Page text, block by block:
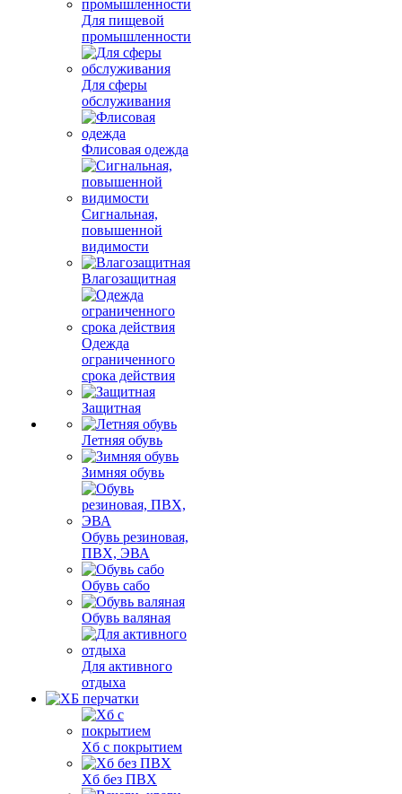
Для пищевой
промышленности
Для сферы
обслуживания
Флисовая одежда
Сигнальная,
повышенной
видимости
Влагозащитная
Одежда
ограниченного
срока действия
Защитная
Летняя обувь
Зимняя обувь
Обувь резиновая,
ПВХ, ЭВА
Обувь сабо
Обувь валяная
Для активного
отдыха
Хб с покрытием
Хб без ПВХ